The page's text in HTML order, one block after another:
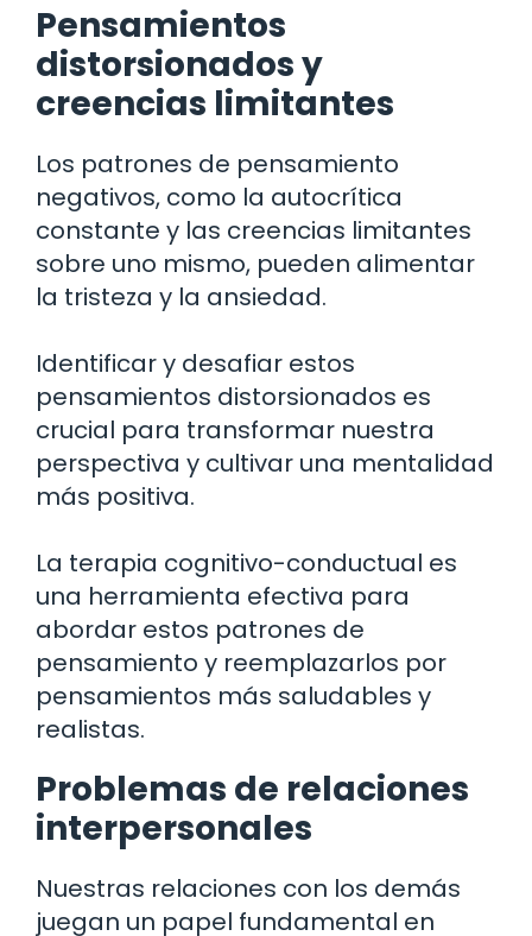
Pensamientos
distorsionados y
creencias limitantes
Los patrones de pensamiento
negativos, como la autocrítica
constante y las creencias limitantes
sobre uno mismo, pueden alimentar
la tristeza y la ansiedad.
Identificar y desafiar estos
pensamientos distorsionados es
crucial para transformar nuestra
perspectiva y cultivar una mentalidad
más positiva.
La terapia cognitivo-conductual es
una herramienta efectiva para
abordar estos patrones de
pensamiento y reemplazarlos por
pensamientos más saludables y
realistas.
Problemas de relaciones
interpersonales
Nuestras relaciones con los demás
juegan un papel fundamental en